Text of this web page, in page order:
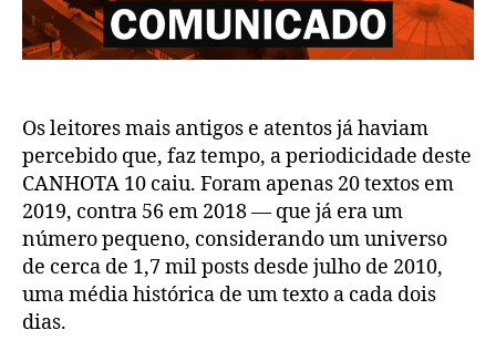
Os leitores mais antigos e atentos já haviam
percebido que, faz tempo, a periodicidade deste
CANHOTA 10 caiu. Foram apenas 20 textos em
2019, contra 56 em 2018 — que já era um
número pequeno, considerando um universo
de cerca de 1,7 mil posts desde julho de 2010,
uma média histórica de um texto a cada dois
dias.